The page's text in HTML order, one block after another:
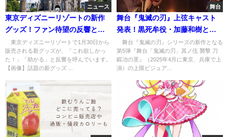
ニュース
東京ディズニーリゾートの新作
グッズ！ファン待望の反響と魅
力に迫る
東京ディズニーリゾートで1月30日から
販売される新グッズが、「これ欲しかっ
た！」「助かる」と反響を呼んでいます。
【画像】話題の新グッズ ...
舞台
舞台『鬼滅の刃』上弦キャスト
発表！黒死牟役・加藤和樹と童
磨役・浦井健治の魅力とは
舞台『鬼滅の刃』シリーズの新作となる
第5弾『舞台「鬼滅の刃」其ノ伍 襲撃 刀
鍛冶の里』（2025年4月に東京、兵庫で上
演）の上限ビジュア...